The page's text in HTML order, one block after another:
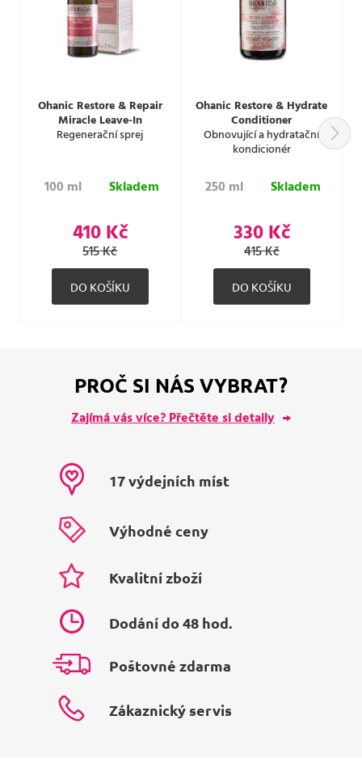
Ohanic Restore & Repair
Miracle Leave-In
Regenerační sprej
100 ml Skladem
410 Kč
515 Kč
Ohanic Restore & Hydrate
Conditioner
Obnovující a hydratační
kondicionér
250 ml Skladem
330 Kč
415 Kč
PROČ SI NÁS VYBRAT?
Zajímá vás více? Přečtěte si detaily
17 výdejních míst
Výhodné ceny
Kvalitní zboží
Dodání do 48 hod.
Poštovné zdarma
Zákaznický servis